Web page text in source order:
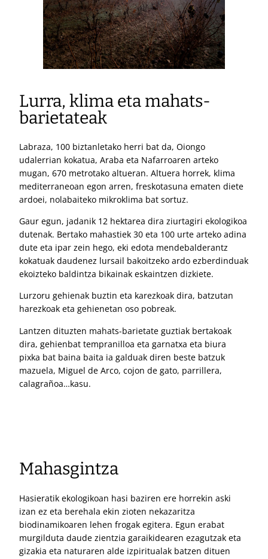
Lurra, klima eta mahats-
barietateak
Labraza, 100 biztanletako herri bat da, Oiongo
udalerrian kokatua, Araba eta Nafarroaren arteko
mugan, 670 metrotako altueran. Altuera horrek, klima
mediterraneoan egon arren, freskotasuna ematen diete
ardoei, nolabaiteko mikroklima bat sortuz.
Gaur egun, jadanik 12 hektarea dira ziurtagiri ekologikoa
dutenak. Bertako mahastiek 30 eta 100 urte arteko adina
dute eta ipar zein hego, eki edota mendebalderantz
kokatuak daudenez lursail bakoitzeko ardo ezberdinduak
ekoizteko baldintza bikainak eskaintzen dizkiete.
Lurzoru gehienak buztin eta karezkoak dira, batzutan
harezkoak eta gehienetan oso pobreak.
Lantzen dituzten mahats-barietate guztiak bertakoak
dira, gehienbat tempranilloa eta garnatxa eta biura
pixka bat baina baita ia galduak diren beste batzuk
mazuela, Miguel de Arco, cojon de gato, parrillera,
calagrañoa…kasu.
Mahasgintza
Hasieratik ekologikoan hasi baziren ere horrekin aski
izan ez eta berehala ekin zioten nekazaritza
biodinamikoaren lehen frogak egitera. Egun erabat
murgilduta daude zientzia garaikidearen ezagutzak eta
gizakia eta naturaren alde izpiritualak batzen dituen